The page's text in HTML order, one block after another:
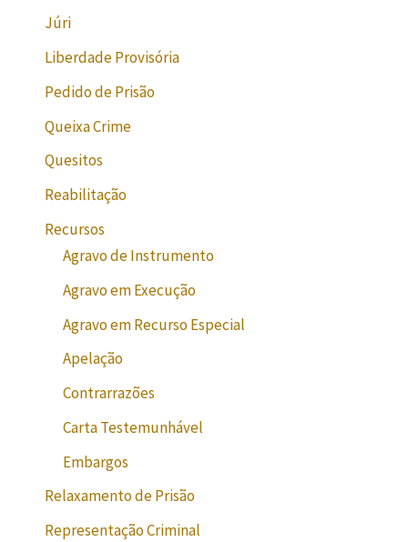
Júri
Liberdade Provisória
Pedido de Prisão
Queixa Crime
Quesitos
Reabilitação
Recursos
Agravo de Instrumento
Agravo em Execução
Agravo em Recurso Especial
Apelação
Contrarrazões
Carta Testemunhável
Embargos
Relaxamento de Prisão
Representação Criminal